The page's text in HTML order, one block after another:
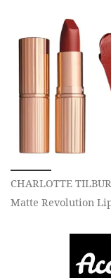
CHARLOTTE
Matte Revolution